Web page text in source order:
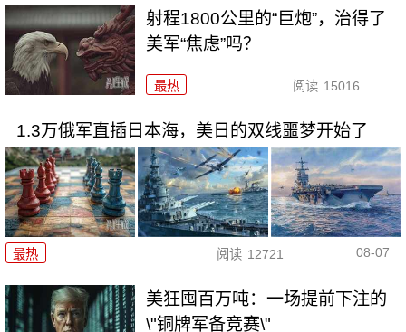
射程1800公里的“巨炮”，治得了
美军“焦虑”吗？
最热 阅读 15016
1.3万俄军直插日本海，美日的双线噩梦开始了
最热 阅读 12721 08-07
美狂囤百万吨：一场提前下注的
\"铜牌军备竞赛\"